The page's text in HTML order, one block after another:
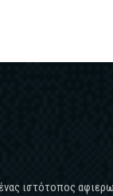
ιστότοπος